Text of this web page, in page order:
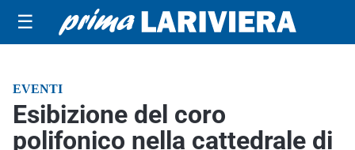
☰
EVENTI
Esibizione del coro
polifonico nella cattedrale di